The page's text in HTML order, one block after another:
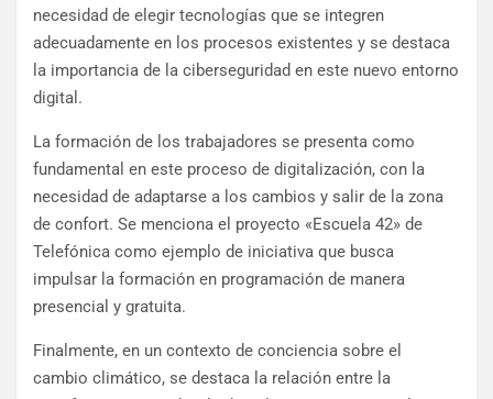
necesidad de elegir tecnologías que se integren
adecuadamente en los procesos existentes y se destaca
la importancia de la ciberseguridad en este nuevo entorno
digital.
La formación de los trabajadores se presenta como
fundamental en este proceso de digitalización, con la
necesidad de adaptarse a los cambios y salir de la zona
de confort. Se menciona el proyecto «Escuela 42» de
Telefónica como ejemplo de iniciativa que busca
impulsar la formación en programación de manera
presencial y gratuita.
Finalmente, en un contexto de conciencia sobre el
cambio climático, se destaca la relación entre la